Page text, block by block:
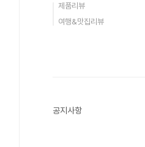
제품리뷰
여행&맛집리뷰
공지사항